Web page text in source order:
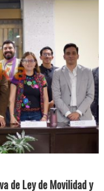
de Ley de Movilidad y